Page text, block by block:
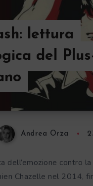
lettura
del
Andrea Orza
dell’emozione contro
Chazelle nel 2014,